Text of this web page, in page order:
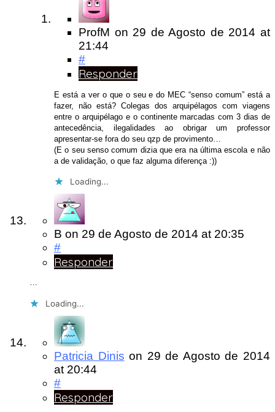
ProfM on 29 de Agosto de 2014at
21:44
#
Responder
E está a ver o que o seu e do MEC “senso comum” está a
fazer, não está? Colegas dos arquipélagos com viagens
entre o arquipélago e o continente marcadas com 3 dias de
antecedência, ilegalidades ao obrigar um professor
apresentar-se fora do seu qzp de provimento…
(E o seu senso comum dizia que era na última escola e não
a de validação, o que faz alguma diferença :))
Loading...
B on 29 de Agosto de 2014 at 20:35
#
Responder
…
Loading...
Patricia Dinis on 29 de Agosto de 2014
at 20:44
#
Responder